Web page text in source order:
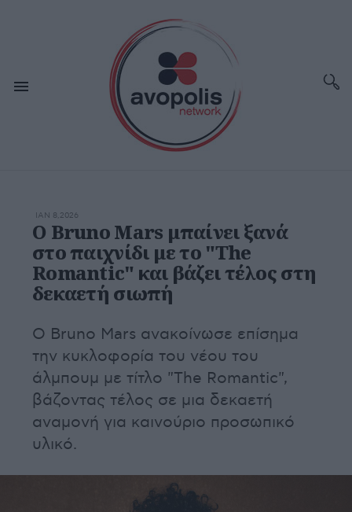
ΙΑΝ 8,2026
Ο Bruno Mars μπαίνει ξανά
στο παιχνίδι με το "The
Romantic" και βάζει τέλος στη
δεκαετή σιωπή
Ο Bruno Mars ανακοίνωσε επίσημα
την κυκλοφορία του νέου του
άλμπουμ με τίτλο "The Romantic",
βάζοντας τέλος σε μια δεκαετή
αναμονή για καινούριο προσωπικό
υλικό.